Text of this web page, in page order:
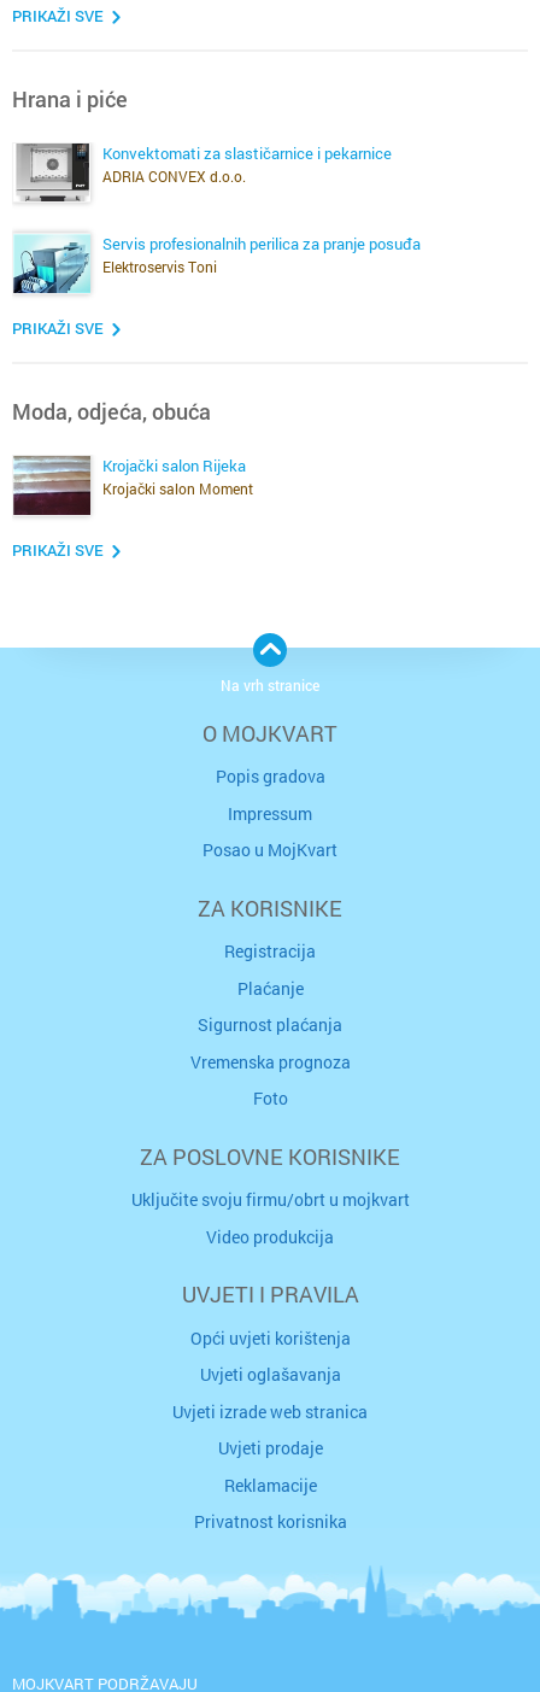
PRIKAŽI SVE
Hrana i piće
Konvektomati za slastičarnice i pekarnice
ADRIA CONVEX d.o.o.
Servis profesionalnih perilica za pranje posuđa
Elektroservis Toni
PRIKAŽI SVE
Moda, odjeća, obuća
Krojački salon Rijeka
Krojački salon Moment
PRIKAŽI SVE
O MOJKVART
Popis gradova
Impressum
Posao u MojKvart
ZA KORISNIKE
Registracija
Plaćanje
Sigurnost plaćanja
Vremenska prognoza
Foto
ZA POSLOVNE KORISNIKE
Uključite svoju firmu/obrt u mojkvart
Video produkcija
UVJETI I PRAVILA
Opći uvjeti korištenja
Uvjeti oglašavanja
Uvjeti izrade web stranica
Uvjeti prodaje
Reklamacije
Privatnost korisnika
MOJKVART PODRŽAVAJU
Na vrh stranice